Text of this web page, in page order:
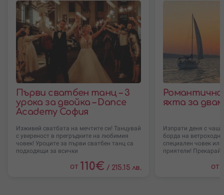
Първи сватбен танц – 3
урока за двойка – Dance
Academy София
Изживей сватбата на мечтите си! Танцувай
с увереност в прегръдките на любимия
човек! Уроците за първи сватбен танц са
подходящи за всички
от 110€ / 215.15 лв.
Романтична
яхта за
Изпрати деня с
борда на
специален човек
приятели! Прекарай
от